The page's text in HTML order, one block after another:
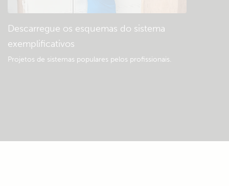
Descarregue os esquemas do sistema
exemplificativos
Projetos de sistemas populares pelos profissionais.